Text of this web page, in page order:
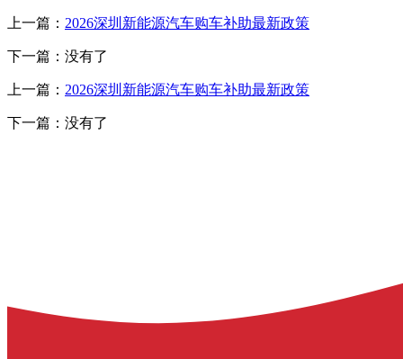
上一篇： 2026深圳新能源汽车购车补助最新政策
下一篇：没有了
上一篇： 2026深圳新能源汽车购车补助最新政策
下一篇：没有了